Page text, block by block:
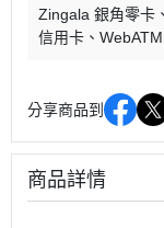
Zingala 銀角零卡
信用卡
WebATM
分享商品到
商品詳情